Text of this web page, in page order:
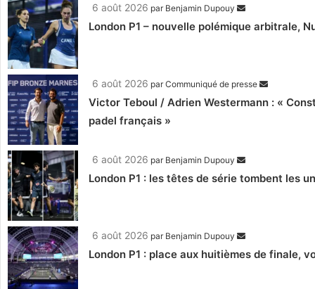
6 août 2026 par Benjamin Dupouy
London P1 – nouvelle polémique arbitrale,
6 août 2026 parCommuniqué de presse
Victor Teboul / Adrien Westermann : «
padel français »
6 août 2026 par Benjamin Dupouy
London P1 : les têtes de série tombent les
6 août 2026 par Benjamin Dupouy
London P1 : place aux huitièmes de finale,